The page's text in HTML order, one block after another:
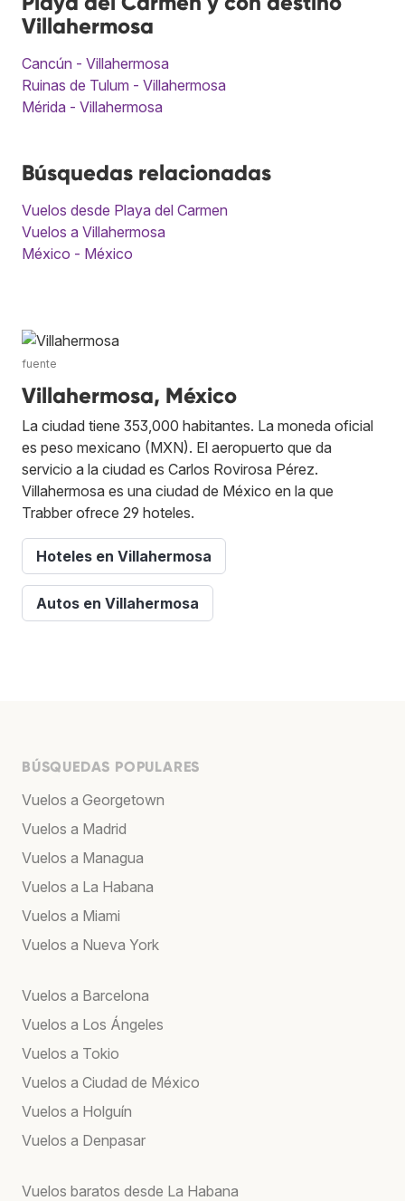
Villahermosa
Cancún - Villahermosa
Ruinas de Tulum - Villahermosa
Mérida - Villahermosa
Búsquedas relacionadas
Vuelos desde Playa del Carmen
Vuelos a Villahermosa
México - México
fuente
Villahermosa, México
La ciudad tiene 353,000 habitantes. La moneda oficial
es peso mexicano (MXN). El aeropuerto que da
servicio a la ciudad es Carlos Rovirosa Pérez.
Villahermosa es una ciudad de México en la que
Trabber ofrece 29 hoteles.
Hoteles en Villahermosa
Autos en Villahermosa
BÚSQUEDAS POPULARES
Vuelos a Georgetown
Vuelos a Madrid
Vuelos a Managua
Vuelos a La Habana
Vuelos a Miami
Vuelos a Nueva York
Vuelos a Barcelona
Vuelos a Los Ángeles
Vuelos a Tokio
Vuelos a Ciudad de México
Vuelos a Holguín
Vuelos a Denpasar
Vuelos baratos desde La Habana